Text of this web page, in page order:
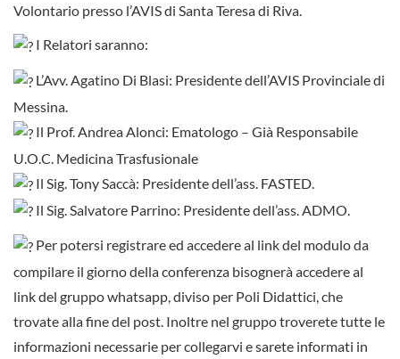
Volontario presso l’AVIS di Santa Teresa di Riva.
I Relatori saranno:
L’Avv. Agatino Di Blasi: Presidente dell’AVIS Provinciale di
Messina.
Il Prof. Andrea Alonci: Ematologo – Già Responsabile
U.O.C. Medicina Trasfusionale
Il Sig. Tony Saccà: Presidente dell’ass. FASTED.
Il Sig. Salvatore Parrino: Presidente dell’ass. ADMO.
Per potersi registrare ed accedere al link del modulo da
compilare il giorno della conferenza bisognerà accedere al
link del gruppo whatsapp, diviso per Poli Didattici, che
trovate alla fine del post. Inoltre nel gruppo troverete tutte le
informazioni necessarie per collegarvi e sarete informati in